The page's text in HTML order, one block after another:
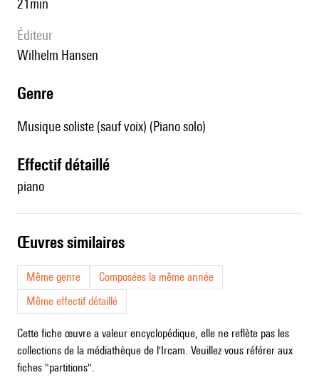
21min
éditeur
Wilhelm Hansen
genre
Musique soliste (sauf voix) (Piano solo)
effectif détaillé
piano
œuvres similaires
Même genre
Composées la même année
Même effectif détaillé
Cette fiche œuvre a valeur encyclopédique, elle ne reflète pas les
collections de la médiathèque de l'Ircam. Veuillez vous référer aux
fiches "partitions".